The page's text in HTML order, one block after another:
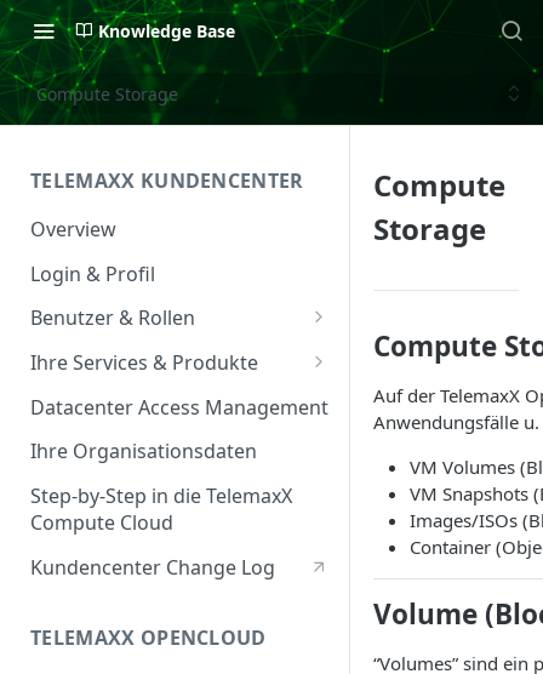
Knowledge Base
Compute Storage
TELEMAXX KUNDENCENTER
Overview
Login & Profil
Benutzer & Rollen
Benutzer verwalten
Rollen & Rechte
Ihre Services & Produkte
Services Overview
Service Management
Service & Vertrag
Ansprechpartner &
Berechtigte Personen
Datacenter Access Management
Ihre Organisationsdaten
Step-by-Step in die TelemaxX
Compute Cloud
Kundencenter Change Log
TELEMAXX OPENCLOUD
Compute
Storage
Compute
Auf der TelemaxX
Anwendungsfälle u.
VM Volumes
VM Snapshots
Images/ISOs
Container
Volume
“Volumes” sind ein